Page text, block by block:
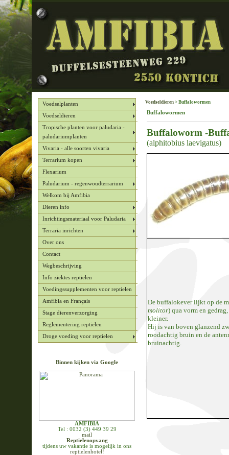
Voedselplanten
Voedseldieren
Tropische planten voor paludaria -
paludariumplanten
Vivaria - alle soorten vivaria
Terrarium kopen
Flexarium
Paludarium - regenwoudterrarium
Welkom bij Amfibia
Dieren info
Inrichtingsmateriaal voor Paludaria
Terraria inrichten
Over ons
Contact
Wegbeschrijving
Info ziektes reptielen
Voedingssupplementen voor reptielen
Amfibia en Français
Stage dierenverzorging
Reglementering reptielen
Droge voeding voor reptielen
Binnen kijken via Google
AMFIBIA
Tel : 0032 (3) 449 39 29
mail
Reptielenopvang
tijdens uw vakantie is mogelijk in ons
reptielenhotel!
Voedseldieren > Buffalowormen
Buffalowormen
Buffaloworm -
(alphitobius laevigatus)
De buffalokever lijkt op de
molitor) qua vorm en
kleiner.
Hij is van boven glanzend
roodachtig bruin en de
bruinachtig.